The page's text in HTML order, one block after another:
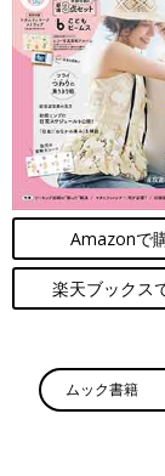
Amazonで
楽天ブックス
ムック書籍